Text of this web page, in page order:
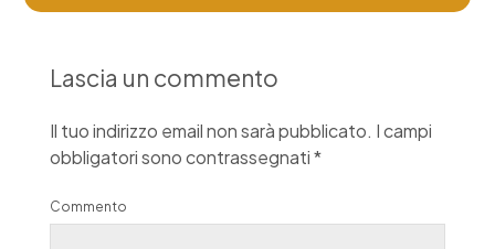
Lascia un commento
Il tuo indirizzo email non sarà pubblicato. I campi
obbligatori sono contrassegnati*
Commento